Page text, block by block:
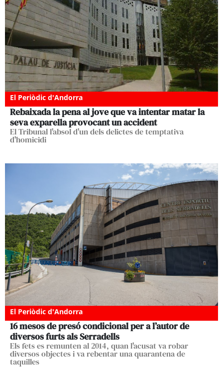
El Periòdic d'Andorra
Rebaixada la pena al jove que va intentar matar la
seva exparella provocant un accident
El Tribunal l'absol d'un dels delictes de temptativa
d'homicidi
El Periòdic d'Andorra
16 mesos de presó condicional per a l’autor de
diversos furts als Serradells
Els fets es remunten al 2014, quan l'acusat va robar
diversos objectes i va rebentar una quarantena de
taquilles